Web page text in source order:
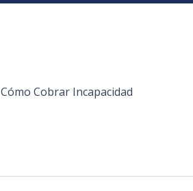
Cómo Cobrar Incapacidad